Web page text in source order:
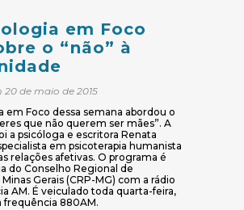
em Foco
o “não” à
de maio de 2015
em Foco dessa semana abordou o
que não querem ser mães”. A
a psicóloga e escritora Renata
em psicoterapia humanista
relações afetivas. O programa é
do Conselho Regional de
Gerais (CRP-MG) com a rádio
AM. É veiculado toda quarta-feira,
frequência 880AM.